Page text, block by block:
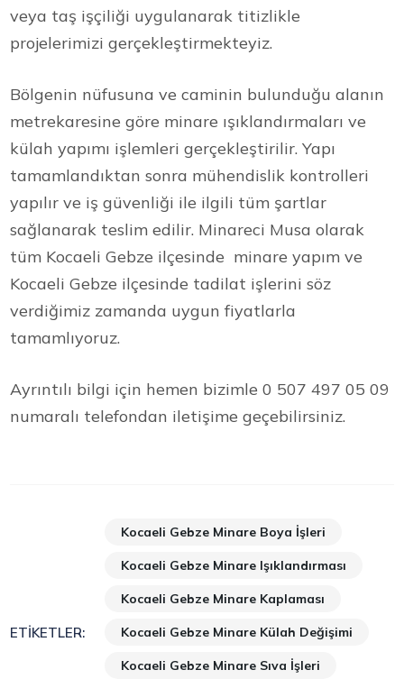
veya taş işçiliği uygulanarak titizlikle
projelerimizi gerçekleştirmekteyiz.
Bölgenin nüfusuna ve caminin bulunduğu alanın
metrekaresine göre minare ışıklandırmaları ve
külah yapımı işlemleri gerçekleştirilir. Yapı
tamamlandıktan sonra mühendislik kontrolleri
yapılır ve iş güvenliği ile ilgili tüm şartlar
sağlanarak teslim edilir. Minareci Musa olarak
tüm Kocaeli Gebze ilçesinde minare yapım ve
Kocaeli Gebze ilçesinde tadilat işlerini söz
verdiğimiz zamanda uygun fiyatlarla
tamamlıyoruz.
Ayrıntılı bilgi için hemen bizimle 0 507 497 05 09
numaralı telefondan iletişime geçebilirsiniz.
ETIKETLER:
Kocaeli Gebze Minare Boya İşleri
Kocaeli Gebze Minare Işıklandırması
Kocaeli Gebze Minare Kaplaması
Kocaeli Gebze Minare Külah Değişimi
Kocaeli Gebze Minare Sıva İşleri